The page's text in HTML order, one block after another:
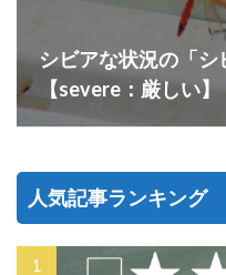
シビアな状況の「
【severe：厳しい】
人気記事ランキング